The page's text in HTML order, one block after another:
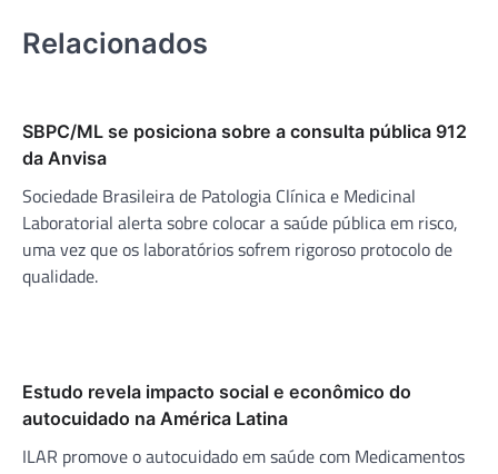
Relacionados
SBPC/ML se posiciona sobre a consulta pública 912
da Anvisa
Sociedade Brasileira de Patologia Clínica e Medicinal
Laboratorial alerta sobre colocar a saúde pública em risco,
uma vez que os laboratórios sofrem rigoroso protocolo de
qualidade.
Estudo revela impacto social e econômico do
autocuidado na América Latina
ILAR promove o autocuidado em saúde com Medicamentos